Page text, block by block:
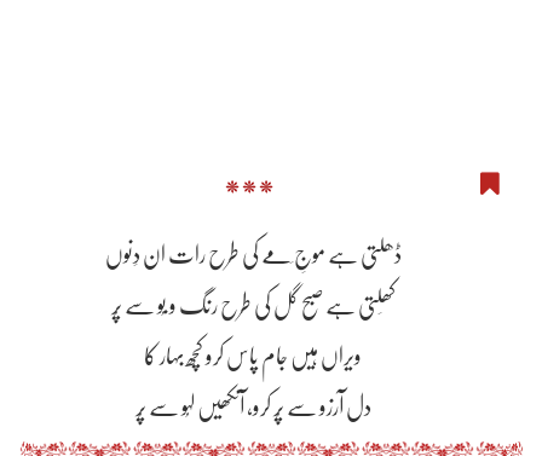
***
ڈھلتی ہے موجِ مَے کی طرح رات ان دِنوں
کھِلتی ہے صبح گل کی طرح رنگ و بُو سے پُر
ویراں ہیں جام پاس کرو کچھ بہار کا
دل آرزو سے پُر کرو، آنکھیں لہُو سے پُر